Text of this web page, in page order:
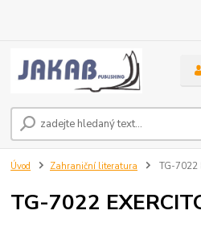
Úvod Zahraniční literatura TG-7022
TG-7022